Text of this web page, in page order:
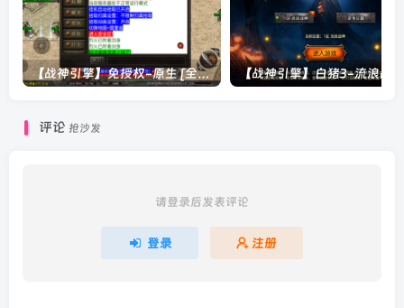
【战神引擎】免授权-原生 [全屏自动拾取] 插件 + 配置教程（更新修复版，具体自测）
评论 抢沙发
请登录后发表评论
登录 注册